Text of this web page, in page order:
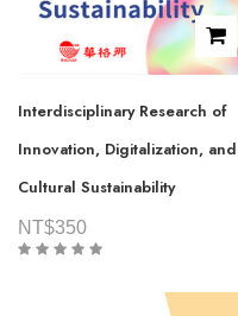
Interdisciplinary Research of
Innovation, Digitalization, and
Cultural Sustainability
NT$350